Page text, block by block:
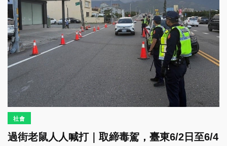
社會
過街老鼠人人喊打｜取締毒駕，臺東6/2日至6/4